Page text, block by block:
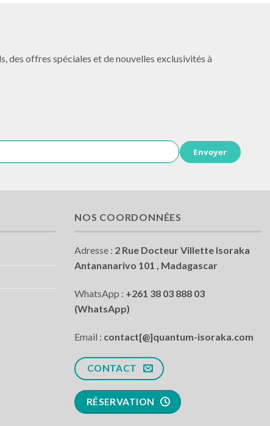
offres spéciales et de nouvelles exclusivités à
Envoyer
NOS COORDONNÉES
Adresse : 2 Rue Docteur Villette Isoraka
Antananarivo 101 , Madagascar
WhatsApp : +261 38 03 888 03
(WhatsApp)
Email : contact[@]quantum-isoraka.com
CONTACT
RÉSERVATION